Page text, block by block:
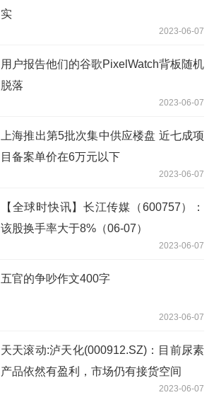
实
2023-06-07
用户报告他们的谷歌PixelWatch背板随机
脱落
2023-06-07
上海推出第5批次集中供应楼盘 近七成项
目备案单价在6万元以下
2023-06-07
【全球时快讯】长江传媒（600757）：
该股换手率大于8%（06-07）
2023-06-07
五官的争吵作文400字
2023-06-07
天天滚动:泸天化(000912.SZ)：目前尿素
产品依然有盈利，市场仍有接货空间
2023-06-07